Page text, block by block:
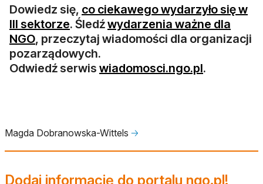
Dowiedz się, co ciekawego wydarzyło się w
III sektorzeotwiera się w nowej karcie
. Śledźwydarzenia ważne dla
NGOotwiera się w nowej karcie
, przeczytaj wiadomości dla organizacji
pozarządowych.
Odwiedź serwis wiadomosci.ngo.plotwiera
.
Magda Dobranowska-Wittels 🡢
Dodaj informację do portalu ngo.pl!